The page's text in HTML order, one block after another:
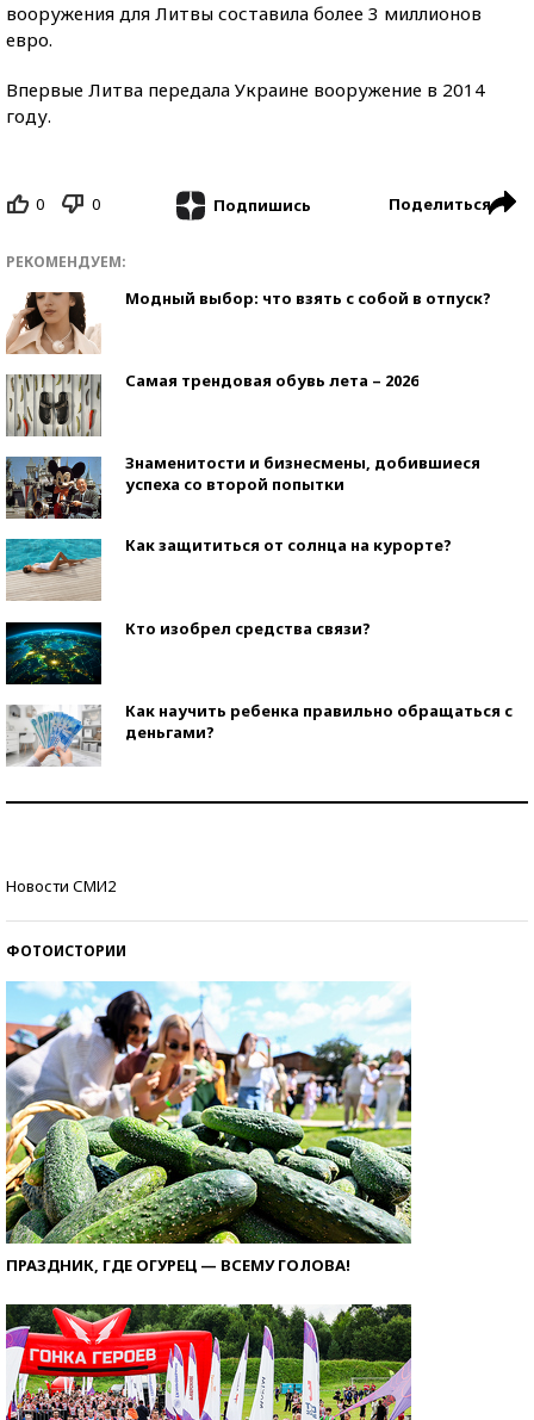
вооружения для Литвы составила более 3 миллионов
евро.
Впервые Литва передала Украине вооружение в 2014
году.
0 0 Подпишись Поделиться
РЕКОМЕНДУЕМ:
Модный выбор: что взять с собой в отпуск?
Самая трендовая обувь лета – 2026
Знаменитости и бизнесмены, добившиеся
успеха со второй попытки
Как защититься от солнца на курорте?
Кто изобрел средства связи?
Как научить ребенка правильно обращаться с
деньгами?
Новости СМИ2
ФОТОИСТОРИИ
ПРАЗДНИК, ГДЕ ОГУРЕЦ — ВСЕМУ ГОЛОВА!